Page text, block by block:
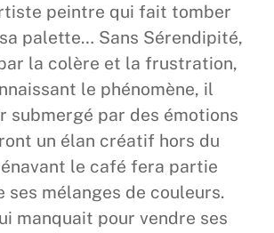
peintre qui fait tomber
palette… Sans Sérendipité,
la colère et la frustration,
le phénomène, il
submergé par des émotions
un élan créatif hors du
le café fera partie
ses mélanges de couleurs.
manquait pour vendre ses